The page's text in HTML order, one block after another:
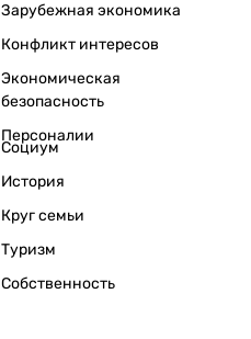
Зарубежная экономика
Конфликт интересов
Экономическая
безопасность
Персоналии
Социум
История
Круг семьи
Туризм
Собственность